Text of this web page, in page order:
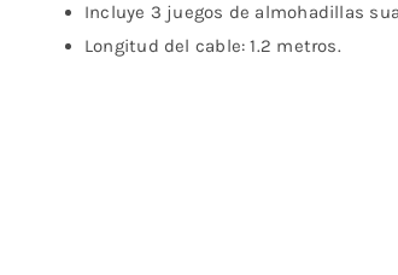
Incluye 3 juegos de almohadillas
Longitud del cable: 1.2 metros.